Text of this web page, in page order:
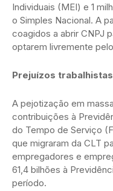
Individuais (MEI) e 1
o Simples Nacional. A
coagidos a abrir CNPJ
optarem livremente
Prejuízos
A pejotização em
contribuições à
do Tempo de Serviço
que migraram da CLT
empregadores e
61,4 bilhões à
período.